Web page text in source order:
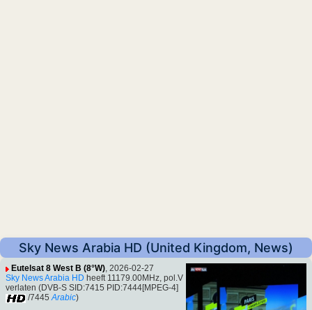
Sky News Arabia HD (United Kingdom, News)
Eutelsat 8 West B (8°W), 2026-02-27
Sky News Arabia HD heeft 11179.00MHz, pol.V
verlaten (DVB-S SID:7415 PID:7444[MPEG-4]
/7445 Arabic)